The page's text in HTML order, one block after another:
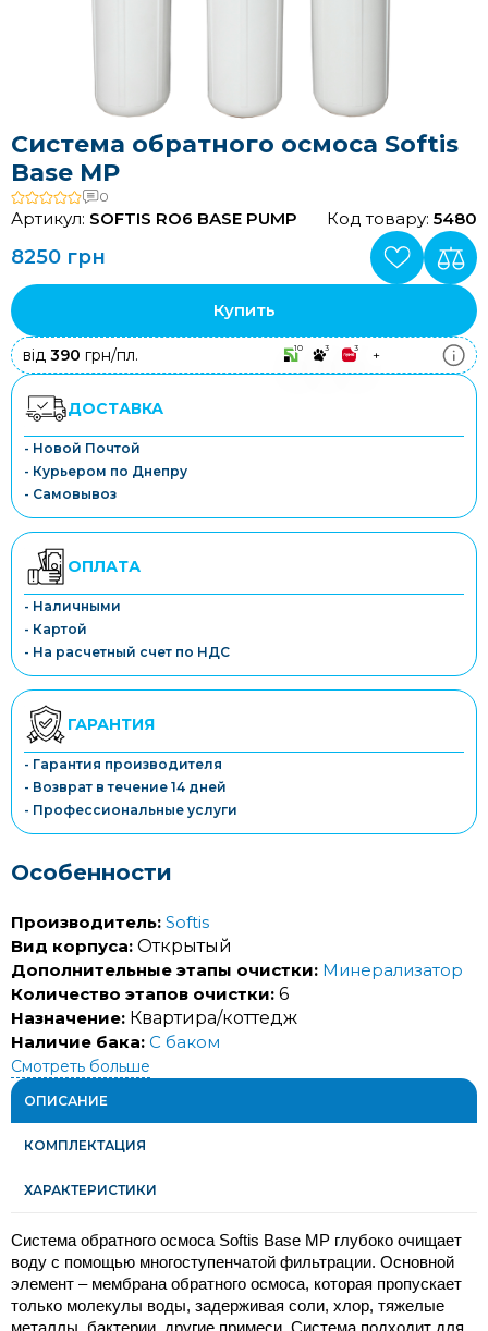
Система обратного осмоса Softis
Base MP
0
Артикул: SOFTIS RO6 BASE PUMP Код товару: 5480
8250 грн
Купить
від 390 грн/пл. 10 3 3 +
ДОСТАВКА
- Новой Почтой
- Курьером по Днепру
- Самовывоз
ОПЛАТА
- Наличными
- Картой
- На расчетный счет по НДС
ГАРАНТИЯ
- Гарантия производителя
- Возврат в течение 14 дней
- Профессиональные услуги
Особенности
Производитель: Softis
Вид корпуса: Открытый
Дополнительные этапы очистки: Минерализатор
Количество этапов очистки: 6
Назначение: Квартира/коттедж
Наличие бака: С баком
Смотреть больше
ОПИСАНИЕ
КОМПЛЕКТАЦИЯ
ХАРАКТЕРИСТИКИ
Система обратного осмоса Softis Base MP глубоко очищает
воду с помощью многоступенчатой ​​фильтрации. Основной
элемент – мембрана обратного осмоса, которая пропускает
только молекулы воды, задерживая соли, хлор, тяжелые